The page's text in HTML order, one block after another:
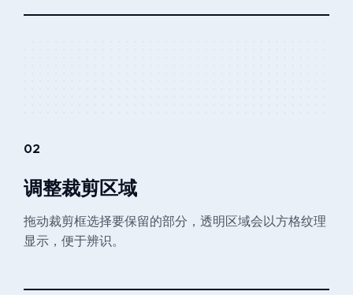
02
调整裁剪区域
拖动裁剪框选择要保留的部分，透明区域会以方格纹理
显示，便于辨识。